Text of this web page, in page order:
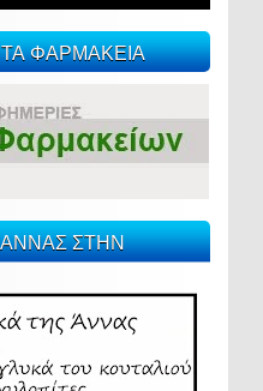
ΦΑΡΜΑΚΕΙΑ
ΣΤΗΝ